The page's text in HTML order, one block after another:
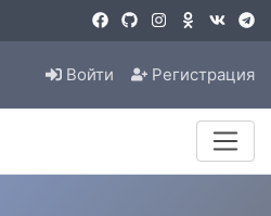
Войти Регистрация